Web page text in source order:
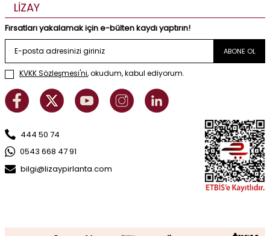
LİZAY
Fırsatları yakalamak için e-bülten kaydı yaptırın!
ABONE OL
KVKK Sözleşmesi'ni, okudum, kabul ediyorum.
444 50 74
0543 668 47 91
bilgi@lizaypirlanta.com